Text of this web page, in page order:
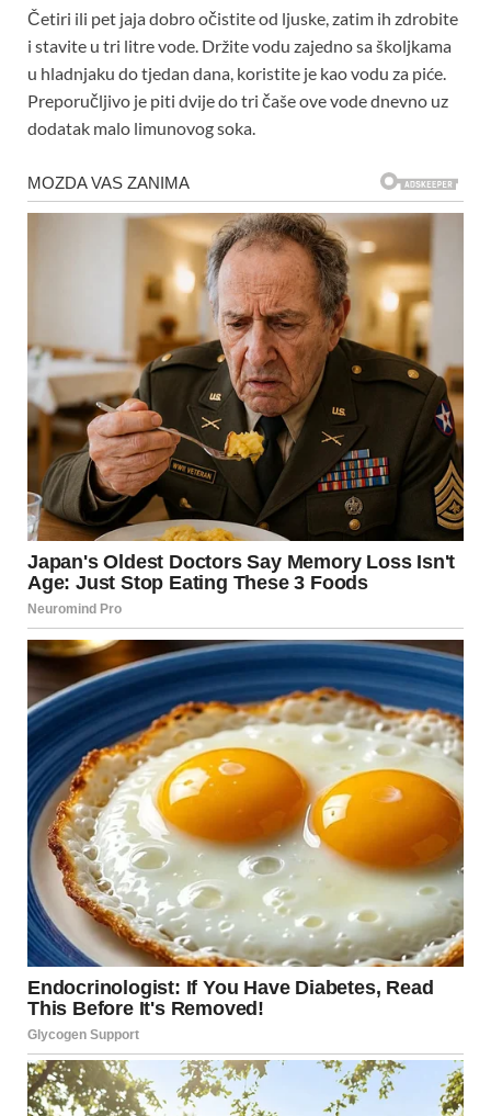
Četiri ili pet jaja dobro očistite od ljuske, zatim ih zdrobite
i stavite u tri litre vode. Držite vodu zajedno sa školjkama
u hladnjaku do tjedan dana, koristite je kao vodu za piće.
Preporučljivo je piti dvije do tri čaše ove vode dnevno uz
dodatak malo limunovog soka.